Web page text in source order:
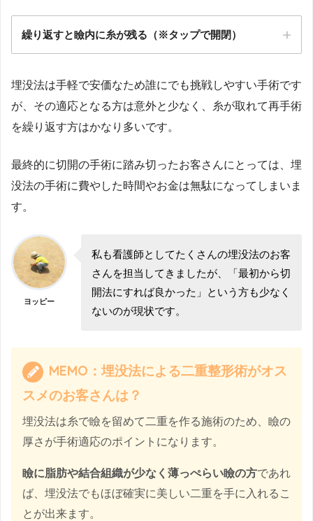
繰り返すと瞼内に糸が残る（※タップで開閉）
埋没法は手軽で安価なため誰にでも挑戦しやすい手術です
が、その適応となる方は意外と少なく、糸が取れて再手術
を繰り返す方はかなり多いです。
最終的に切開の手術に踏み切ったお客さんにとっては、埋
没法の手術に費やした時間やお金は無駄になってしまいま
す。
ヨッピー
私も看護師としてたくさんの埋没法のお客
さんを担当してきましたが、「最初から切
開法にすれば良かった」という方も少なく
ないのが現状です。
MEMO：埋没法による二重整形術がオス
スメのお客さんは？
埋没法は糸で瞼を留めて二重を作る施術のため、瞼の
厚さが手術適応のポイントになります。
瞼に脂肪や結合組織が少なく薄っぺらい瞼の方であれ
ば、埋没法でもほぼ確実に美しい二重を手に入れるこ
とが出来ます。